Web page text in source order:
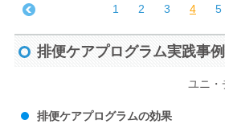
1 2 3 4 5
排便ケアプログラム実践事例
ユニ
排便ケアプログラムの効果